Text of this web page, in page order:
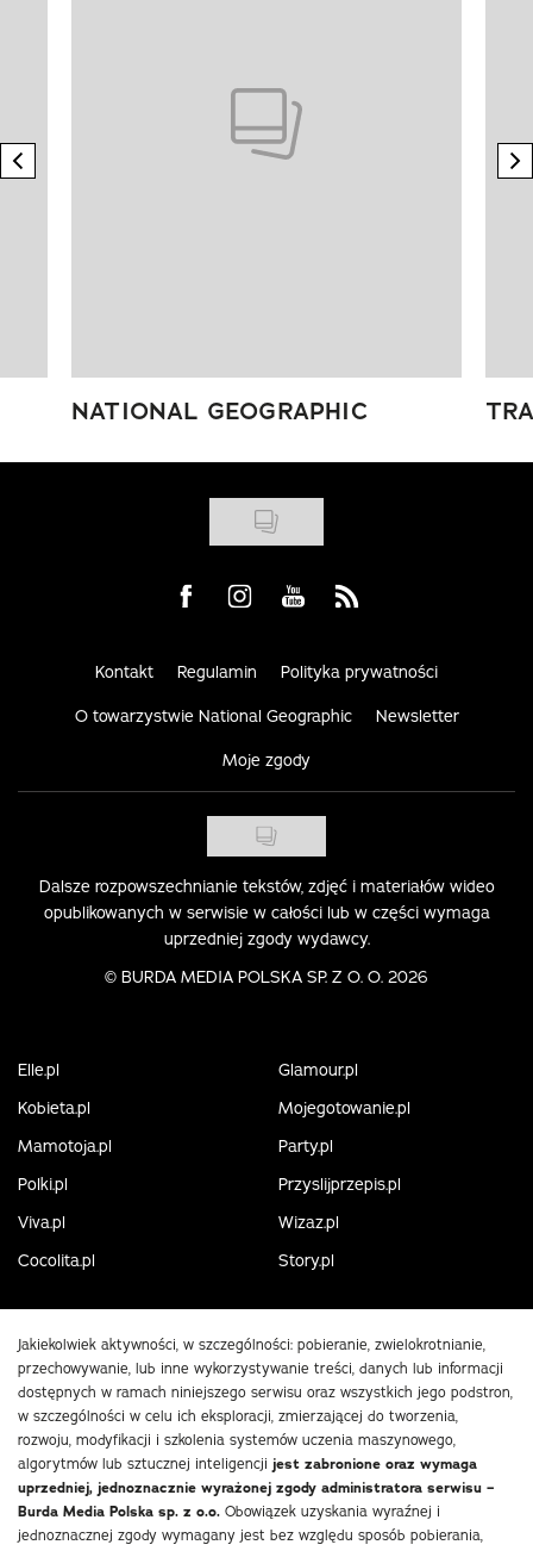
previous element
NATIONAL GEOGRAPHIC
Visit us on Facebook
Visit us on Instagram
Visit us on Youtube
Visit us on Rss
Kontakt Regulamin Polityka prywatności
O towarzystwie National Geographic Newsletter
Moje zgody
Dalsze rozpowszechnianie tekstów, zdjęć i materiałów wideo
opublikowanych w serwisie w całości lub w części wymaga
uprzedniej zgody wydawcy.
© BURDA MEDIA POLSKA SP. Z O. O. 2026
Elle.pl
Glamour.pl
Kobieta.pl
Mojegotowanie.pl
Mamotoja.pl
Party.pl
Polki.pl
Przyslijprzepis.pl
Viva.pl
Wizaz.pl
Cocolita.pl
Story.pl
Jakiekolwiek aktywności, w szczególności: pobieranie, zwielokrotnianie,
przechowywanie, lub inne wykorzystywanie treści, danych lub informacji
dostępnych w ramach niniejszego serwisu oraz wszystkich jego podstron,
w szczególności w celu ich eksploracji, zmierzającej do tworzenia,
rozwoju, modyfikacji i szkolenia systemów uczenia maszynowego,
algorytmów lub sztucznej inteligencji jest zabronione oraz wymaga
uprzedniej, jednoznacznie wyrażonej zgody administratora serwisu –
Burda Media Polska sp. z o.o. Obowiązek uzyskania wyraźnej i
jednoznacznej zgody wymagany jest bez względu sposób pobierania,